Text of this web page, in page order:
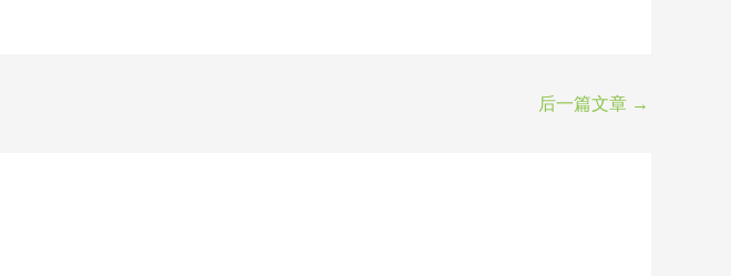
后一篇文章 →